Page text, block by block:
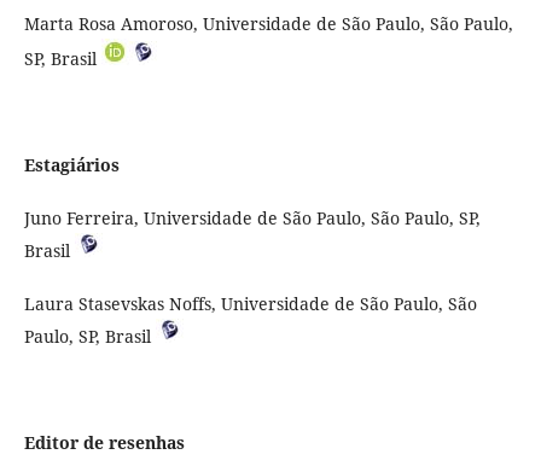
Marta Rosa Amoroso, Universidade de São Paulo, São Paulo,
SP, Brasil
Estagiários
Juno Ferreira, Universidade de São Paulo, São Paulo, SP,
Brasil
Laura Stasevskas Noffs, Universidade de São Paulo, São
Paulo, SP, Brasil
Editor de resenhas